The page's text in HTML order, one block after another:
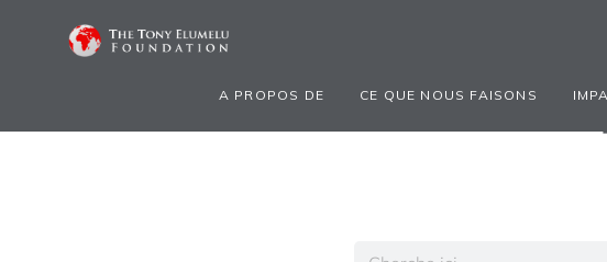
A PROPOS DE CE QUE NOUS FAISONS